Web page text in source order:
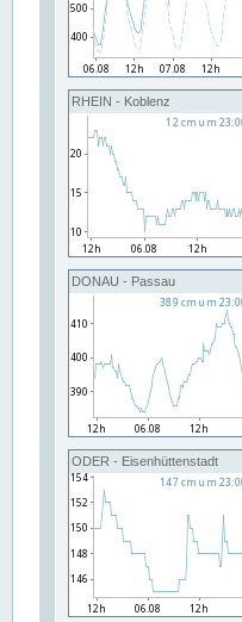
RHEIN - Koblenz
DONAU - Passau
ODER - Eisenhüttenstadt